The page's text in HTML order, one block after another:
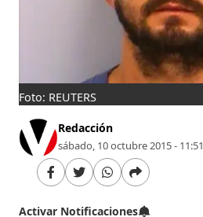
Foto: REUTERS
Redacción
sábado, 10 octubre 2015 - 11:51
Activar Notificaciones